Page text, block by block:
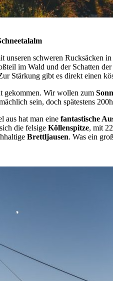
unseren schweren Rucksäcken
im Wald und der Schatten
Stärkung gibt es direkt einen
gekommen. Wir wollen zum
sein, doch spätestens
aus hat man eine fantastische
die felsige Köllenspitze, mit
Brettljausen. Was ein